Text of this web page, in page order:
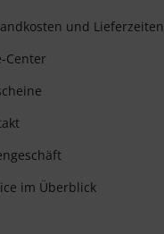
und Lieferzeiten
Center
im Überblick